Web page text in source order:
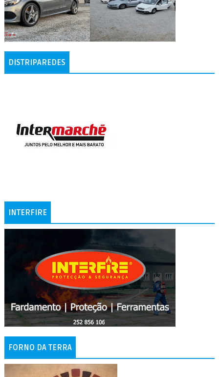
DISTRIPAREDES
INTERFIRE
FORNO DA TERRA